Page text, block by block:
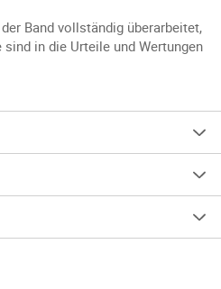
Band vollständig überarbeitet,
in die Urteile und Wertungen